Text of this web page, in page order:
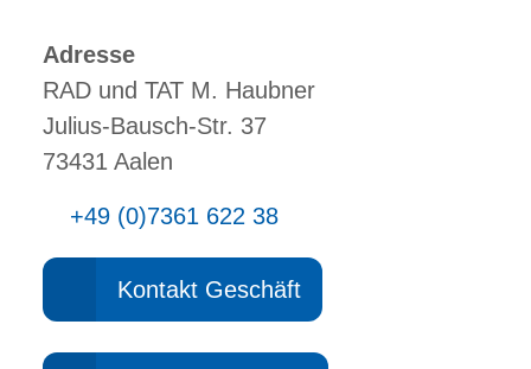
Adresse
RAD und TAT M. Haubner
Julius-Bausch-Str. 37
73431 Aalen
+49 (0)7361 622 38
Kontakt Geschäft